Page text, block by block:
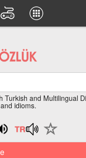
Turkish and Multilingual
idioms.